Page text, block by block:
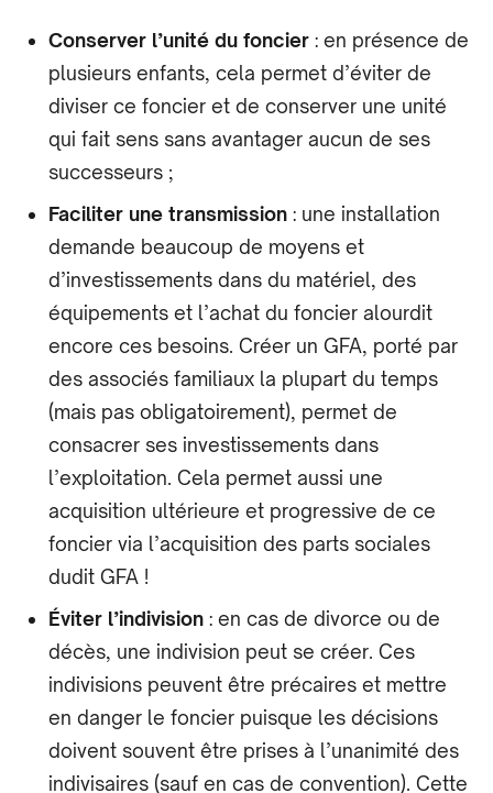
Conserver l’unité du foncier : en présence de
plusieurs enfants, cela permet d’éviter de
diviser ce foncier et de conserver une unité
qui fait sens sans avantager aucun de ses
successeurs ;
Faciliter une transmission : une installation
demande beaucoup de moyens et
d’investissements dans du matériel, des
équipements et l’achat du foncier alourdit
encore ces besoins. Créer un GFA, porté par
des associés familiaux la plupart du temps
(mais pas obligatoirement), permet de
consacrer ses investissements dans
l’exploitation. Cela permet aussi une
acquisition ultérieure et progressive de ce
foncier via l’acquisition des parts sociales
dudit GFA !
Éviter l’indivision : en cas de divorce ou de
décès, une indivision peut se créer. Ces
indivisions peuvent être précaires et mettre
en danger le foncier puisque les décisions
doivent souvent être prises à l’unanimité des
indivisaires (sauf en cas de convention). Cette